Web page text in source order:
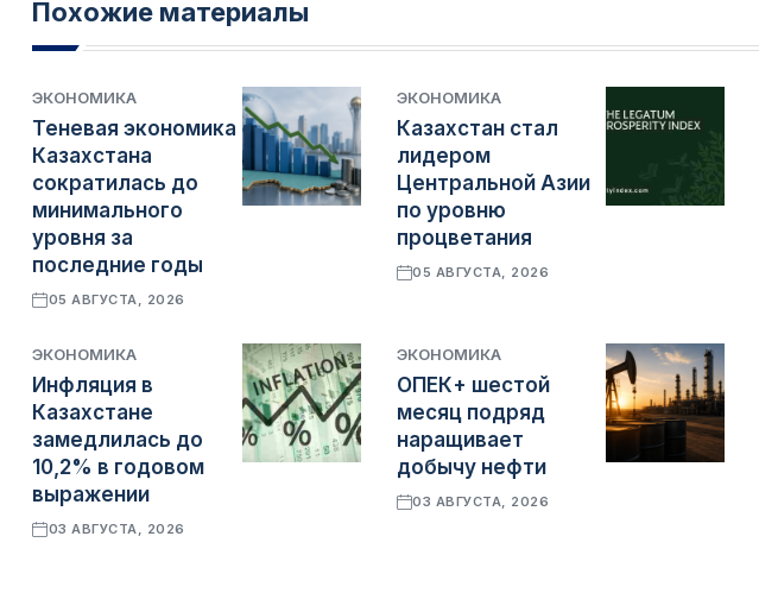
Похожие материалы
ЭКОНОМИКА
Теневая экономика
Казахстана
сократилась до
минимального
уровня за
последние годы
05 АВГУСТА, 2026
ЭКОНОМИКА
Казахстан стал
лидером
Центральной Азии
по уровню
процветания
05 АВГУСТА, 2026
ЭКОНОМИКА
Инфляция в
Казахстане
замедлилась до
10,2% в годовом
выражении
03 АВГУСТА, 2026
ЭКОНОМИКА
ОПЕК+ шестой
месяц подряд
наращивает
добычу нефти
03 АВГУСТА, 2026